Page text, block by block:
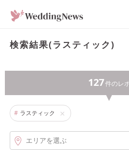
検索結果(ラスティック)
127件のレ
# ラスティック
エリアを選ぶ